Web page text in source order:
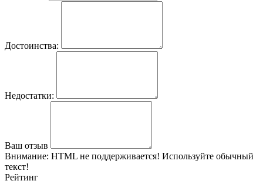
Достоинства:
Недостатки:
Ваш отзыв
Внимание: HTML не поддерживается! Используйте обычный
текст!
Рейтинг